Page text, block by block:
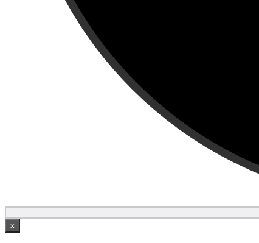
×